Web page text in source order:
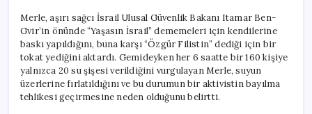
Merle, aşırı sağcı İsrail Ulusal Güvenlik Bakanı Itamar Ben-
Gvir’in önünde “Yaşasın İsrail” dememeleri için kendilerine
baskı yapıldığını, buna karşı “Özgür Filistin” dediği için bir
tokat yediğini aktardı. Gemideyken her 6 saatte bir 160 kişiye
yalnızca 20 su şişesi verildiğini vurgulayan Merle, suyun
üzerlerine fırlatıldığını ve bu durumun bir aktivistin bayılma
tehlikesi geçirmesine neden olduğunu belirtti.